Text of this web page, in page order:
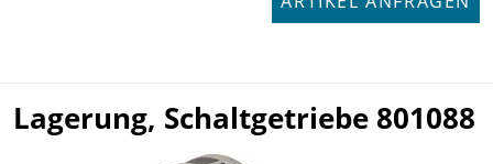
Lagerung, Schaltgetriebe 801088